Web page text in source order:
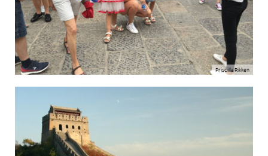
Priscilla Rikken